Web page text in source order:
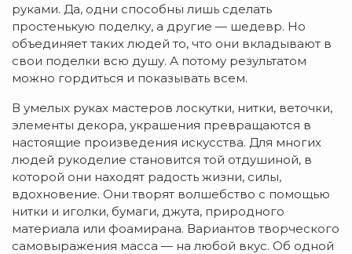
руками. Да, одни способны лишь сделать
простенькую поделку, а другие — шедевр. Но
объединяет таких людей то, что они вкладывают в
свои поделки всю душу. А потому результатом
можно гордиться и показывать всем.
В умелых руках мастеров лоскутки, нитки, веточки,
элементы декора, украшения превращаются в
настоящие произведения искусства. Для многих
людей рукоделие становится той отдушиной, в
которой они находят радость жизни, силы,
вдохновение. Они творят волшебство с помощью
нитки и иголки, бумаги, джута, природного
материала или фоамирана. Вариантов творческого
самовыражения масса — на любой вкус. Об одной